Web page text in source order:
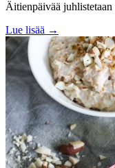
Äitienpäivää
Lue lisää →